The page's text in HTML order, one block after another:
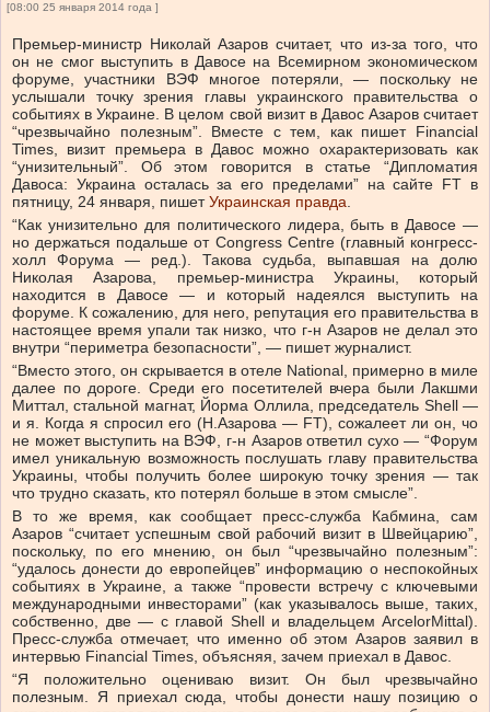
[08:00 25 января 2014 года ]
Премьер-министр Николай Азаров считает, что из-за того, что
он не смог выступить в Давосе на Всемирном экономическом
форуме, участники ВЭФ многое потеряли, — поскольку не
услышали точку зрения главы украинского правительства о
событиях в Украине. В целом свой визит в Давос Азаров считает
“чрезвычайно полезным”. Вместе с тем, как пишет Financial
Times, визит премьера в Давос можно охарактеризовать как
“унизительный”. Об этом говорится в статье “Дипломатия
Давоса: Украина осталась за его пределами” на сайте FT в
пятницу, 24 января, пишетУкраинская правда.
“Как унизительно для политического лидера, быть в Давосе —
но держаться подальше от Congress Centre (главный конгресс-
холл Форума — ред.). Такова судьба, выпавшая на долю
Николая Азарова, премьер-министра Украины, который
находится в Давосе — и который надеялся выступить на
форуме. К сожалению, для него, репутация его правительства в
настоящее время упали так низко, что г-н Азаров не делал это
внутри “периметра безопасности”, — пишет журналист.
“Вместо этого, он скрывается в отеле National, примерно в миле
далее по дороге. Среди его посетителей вчера были Лакшми
Миттал, стальной магнат, Йорма Оллила, председатель Shell —
и я. Когда я спросил его (Н.Азарова — FT), сожалеет ли он, чо
не может выступить на ВЭФ, г-н Азаров ответил сухо — “Форум
имел уникальную возможность послушать главу правительства
Украины, чтобы получить более широкую точку зрения — так
что трудно сказать, кто потерял больше в этом смысле”.
В то же время, как сообщает пресс-служба Кабмина, сам
Азаров “считает успешным свой рабочий визит в Швейцарию”,
поскольку, по его мнению, он был “чрезвычайно полезным”:
“удалось донести до европейцев” информацию о неспокойных
событиях в Украине, а также “провести встречу с ключевыми
международными инвесторами” (как указывалось выше, таких,
собственно, две — с главой Shell и владельцем ArcelorMittal).
Пресс-служба отмечает, что именно об этом Азаров заявил в
интервью Financial Times, объясняя, зачем приехал в Давос.
“Я положительно оцениваю визит. Он был чрезвычайно
полезным. Я приехал сюда, чтобы донести нашу позицию о